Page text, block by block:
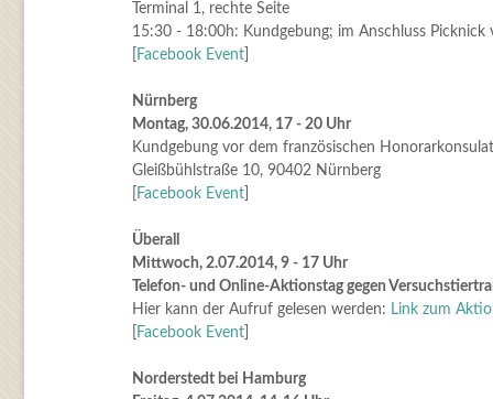
Terminal 1, rechte Seite
15:30 - 18:00h: Kundgebung; im Anschluss Picknick
Facebook Event]
Nürnberg
Montag, 30.06.2014, 17 - 20 Uhr
Kundgebung vor dem französischen
Gleißbühlstraße 10, 90402 Nürnberg
Facebook Event]
Überall
Mittwoch, 2.07.2014, 9 - 17 Uhr
Telefon- und Online-Aktionstag gegen
Hier kann der Aufruf gelesen werden: Link zum
Facebook Event]
Norderstedt bei Hamburg